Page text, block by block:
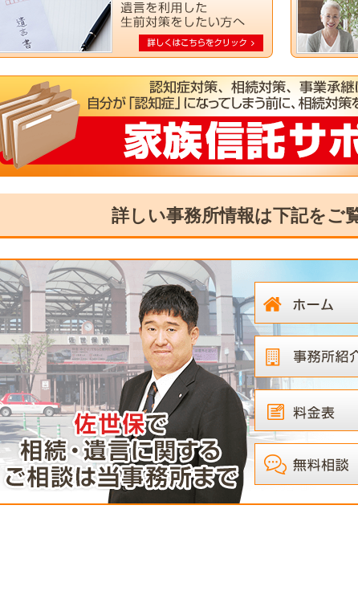
詳しい事務所情報は下記をご